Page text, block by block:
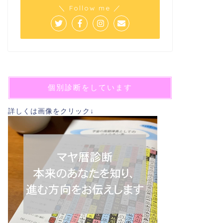
＼ Follow me ／
個別診断をしています
詳しくは画像をクリック↓